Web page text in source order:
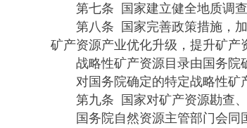
第七条 国家建立健全地质调查
第八条 国家完善政策措施，加
矿产资源产业优化升级，提升矿产
战略性矿产资源目录由国务院
对国务院确定的特定战略性矿产
第九条 国家对矿产资源勘查、
国务院自然资源主管部门会同国